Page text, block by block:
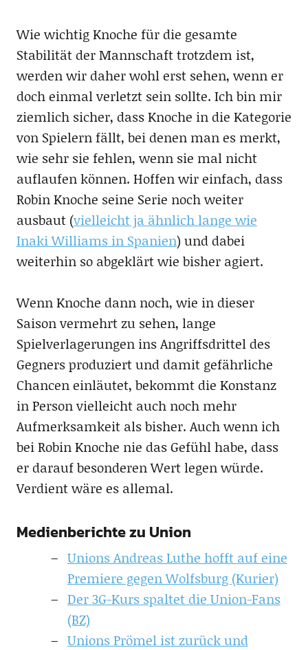
Wie wichtig Knoche für die gesamte
Stabilität der Mannschaft trotzdem ist,
werden wir daher wohl erst sehen, wenn er
doch einmal verletzt sein sollte. Ich bin mir
ziemlich sicher, dass Knoche in die Kategorie
von Spielern fällt, bei denen man es merkt,
wie sehr sie fehlen, wenn sie mal nicht
auflaufen können. Hoffen wir einfach, dass
Robin Knoche seine Serie noch weiter
ausbaut (vielleicht ja ähnlich lange wie
Inaki Williams in Spanien) und dabei
weiterhin so abgeklärt wie bisher agiert.
Wenn Knoche dann noch, wie in dieser
Saison vermehrt zu sehen, lange
Spielverlagerungen ins Angriffsdrittel des
Gegners produziert und damit gefährliche
Chancen einläutet, bekommt die Konstanz
in Person vielleicht auch noch mehr
Aufmerksamkeit als bisher. Auch wenn ich
bei Robin Knoche nie das Gefühl habe, dass
er darauf besonderen Wert legen würde.
Verdient wäre es allemal.
Medienberichte zu Union
Unions Andreas Luthe hofft auf eine
Premiere gegen Wolfsburg (Kurier)
Der 3G-Kurs spaltet die Union-Fans
(BZ)
Unions Prömel ist zurück und